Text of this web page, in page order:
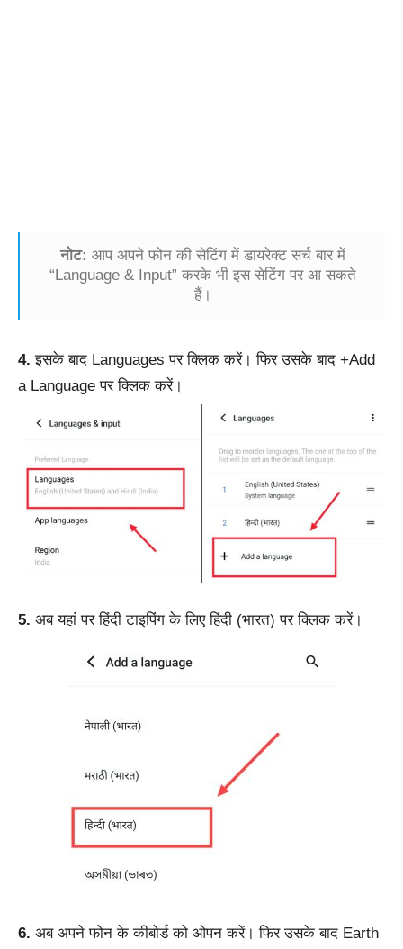
नोट: आप अपने फोन की सेटिंग में डायरेक्ट सर्च बार में
“Language & Input” करके भी इस सेटिंग पर आ सकते
हैं।
4. इसके बाद Languages पर क्लिक करें। फिर उसके बाद +Add
a Language पर क्लिक करें।
5. अब यहां पर हिंदी टाइपिंग के लिए हिंदी (भारत) पर क्लिक करें।
6. अब अपने फोन के कीबोर्ड को ओपन करें। फिर उसके बाद Earth